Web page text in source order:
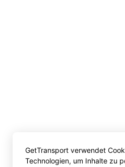
GetTransport verwendet
Technologien, um Inhalte zu